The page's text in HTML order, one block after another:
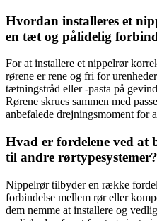
Hvordan installeres et
en tæt og pålidelig
For at installere et nippelrør
rørene er rene og fri for
tætningstråd eller -pasta på
Rørene skrues sammen med
anbefalede drejningsmoment for
Hvad er fordelene ved
til andre rørtypesystemer?
Nippelrør tilbyder en række
forbindelse mellem rør eller
dem nemme at installere og